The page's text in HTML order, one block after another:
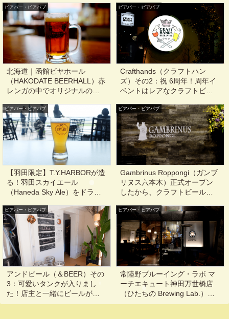
ビアバー・ビアパブ
北海道｜函館ビヤホール
（HAKODATE BEERHALL）赤
レンガの中でオリジナルのビ
ビアバー・ビアパブ
Crafthands（クラフトハン
ズ）その2：祝 6周年！周年イ
ベントはレアなクラフトビー
京, 麻布十番, 六本木
ビアバー・ビアパブ
【羽田限定】T.Y.HARBORが造
る！羽田スカイエール
（Haneda Sky Ale）をドラフ
（スカイ･ステーション）
ビアバー・ビアパブ
Gambrinus Roppongi（ガンブ
リヌス六本木）正式オープン
したから、クラフトビール＆
チップスを食べてきた@東京,
六本木
ビアバー・ビアパブ
アンドビール（＆BEER）その
3：可愛いタンクが入りまし
た！店主と一緒にビールがで
きる過程を楽しむ@東京, 高円
ビアバー・ビアパブ
常陸野ブルーイング・ラボ マ
ーチエキュート神田万世橋店
（ひたちの Brewing Lab.）木
内酒造の常陸野ネストビール